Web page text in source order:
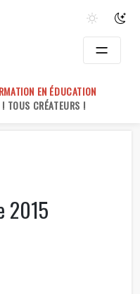
EN ÉDUCATION
TOUS CRÉATEURS !
2015